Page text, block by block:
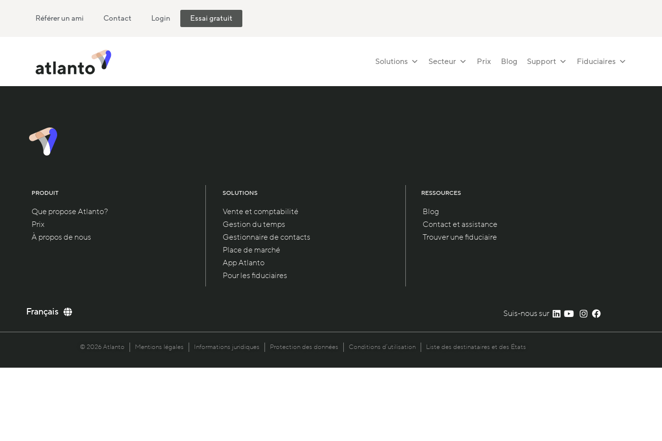
Référer un ami Contact Login Essai gratuit
Solutions Secteur Prix Blog Support Fiduciaires
PRODUIT
Que propose Atlanto?
Prix
À propos de nous
SOLUTIONS
Vente et comptabilité
Gestion du temps
Gestionnaire de contacts
Place de marché
App Atlanto
Pour les fiduciaires
RESSOURCES
Blog
Contact et assistance
Trouver une fiduciaire
Français
English
Suis-nous sur
© 2026 Atlanto Mentions légales Informations juridiques Protection des données Conditions d’utilisation Liste des destinataires et des États